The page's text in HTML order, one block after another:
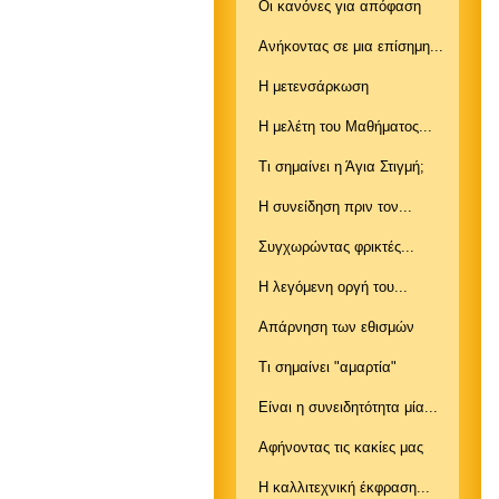
Οι κανόνες για απόφαση
Ανήκοντας σε μια επίσημη...
Η μετενσάρκωση
Η μελέτη του Μαθήματος...
Τι σημαίνει η Άγια Στιγμή;
Η συνείδηση πριν τον...
Συγχωρώντας φρικτές...
Η λεγόμενη οργή του...
Απάρνηση των εθισμών
Τι σημαίνει "αμαρτία"
Είναι η συνειδητότητα μία...
Αφήνοντας τις κακίες μας
Η καλλιτεχνική έκφραση...